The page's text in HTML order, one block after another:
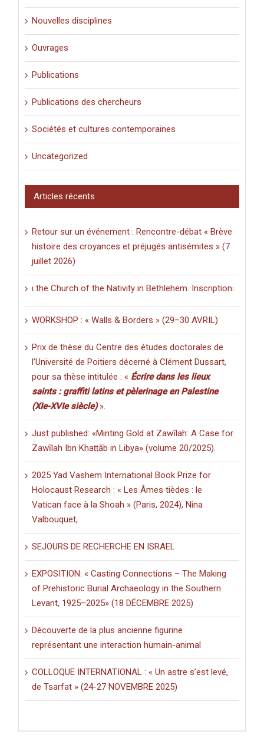
Nouvelles disciplines
Ouvrages
Publications
Publications des chercheurs
Sociétés et cultures contemporaines
Uncategorized
Articles récents
Retour sur un événement : Rencontre-débat « Brève
histoire des croyances et préjugés antisémites » (7
juillet 2026)
in the Church of the Nativity in Bethlehem. Inscriptions and
WORKSHOP : « Walls & Borders » (29–30 AVRIL)
Prix de thèse du Centre des études doctorales de
l’Université de Poitiers décerné à Clément Dussart,
pour sa thèse intitulée : « Écrire dans les lieux
saints : graffiti latins et pèlerinage en Palestine
(XIe-XVIe siècle)».
Just published: «Minting Gold at Zawīlah: A Case for
Zawīlah Ibn Khaṭṭāb in Libya» (volume 20/2025).
2025 Yad Vashem International Book Prize for
Holocaust Research : « Les Âmes tièdes : le
Vatican face à la Shoah » (Paris, 2024), Nina
Valbouquet,
SEJOURS DE RECHERCHE EN ISRAEL
EXPOSITION: « Casting Connections – The Making
of Prehistoric Burial Archaeology in the Southern
Levant, 1925–2025» (18 DÉCEMBRE 2025)
Découverte de la plus ancienne figurine
représentant une interaction humain-animal
COLLOQUE INTERNATIONAL : « Un astre s’est levé,
de Tsarfat » (24-27 NOVEMBRE 2025)